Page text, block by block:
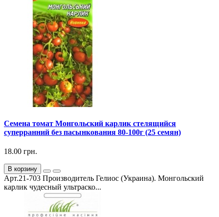
Семена томат Монгольский карлик стелящийся
суперранний без пасынкования 80-100г (25 семян)
18.00 грн.
В корзину
Арт.21-703 Производитель Гелиос (Украина). Монгольский
карлик чудесный ультраско...